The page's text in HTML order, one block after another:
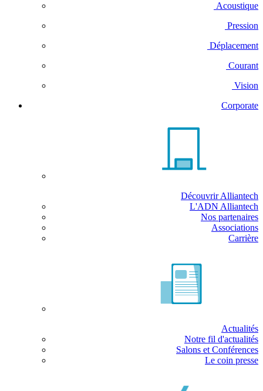
Acoustique
Pression
Déplacement
Courant
Vision
Corporate
Découvrir Alliantech
L'ADN Alliantech
Nos partenaires
Associations
Carrière
Actualités
Notre fil d'actualités
Salons et Conférences
Le coin presse